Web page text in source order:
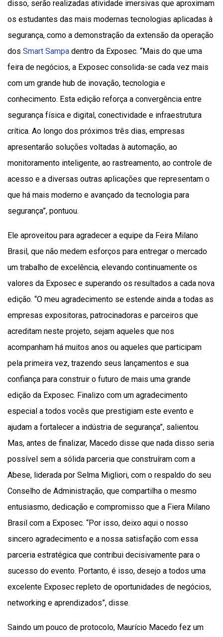
disso, serão realizadas atividade imersivas que aproximam
os estudantes das mais modernas tecnologias aplicadas à
segurança, como a demonstração da extensão da operação
dos Smart Sampa dentro da Exposec. “Mais do que uma
feira de negócios, a Exposec consolida-se cada vez mais
com um grande hub de inovação, tecnologia e
conhecimento. Esta edição reforça a convergência entre
segurança física e digital, conectividade e infraestrutura
crítica. Ao longo dos próximos três dias, empresas
apresentarão soluções voltadas à automação, ao
monitoramento inteligente, ao rastreamento, ao controle de
acesso e a diversas outras aplicações que representam o
que há mais moderno e avançado da tecnologia para
segurança”, pontuou.
Ele aproveitou para agradecer a equipe da Feira Milano
Brasil, que não medem esforços para entregar o mercado
um trabalho de excelência, elevando continuamente os
valores da Exposec e superando os resultados a cada nova
edição. “O meu agradecimento se estende ainda a todas as
empresas expositoras, patrocinadoras e parceiros que
acreditam neste projeto, sejam aqueles que nos
acompanham há muitos anos ou aqueles que participam
pela primeira vez, trazendo seus lançamentos e sua
confiança para construir o futuro de mais uma grande
edição da Exposec. Finalizo com um agradecimento
especial a todos vocês que prestigiam este evento e
ajudam a fortalecer a indústria de segurança”, salientou.
Mas, antes de finalizar, Macedo disse que nada disso seria
possível sem a sólida parceria que construíram com a
Abese, liderada por Selma Migliori, com o respaldo do seu
Conselho de Administração, que compartilha o mesmo
entusiasmo, dedicação e compromisso que a Fiera Milano
Brasil com a Exposec. “Por isso, deixo aqui o nosso
sincero agradecimento e a nossa satisfação com essa
parceria estratégica que contribui decisivamente para o
sucesso do evento. Portanto, é isso, desejo a todos uma
excelente Exposec repleto de oportunidades de negócios,
networking e aprendizados”, disse.
Saindo um pouco de protocolo, Maurício Macedo fez um